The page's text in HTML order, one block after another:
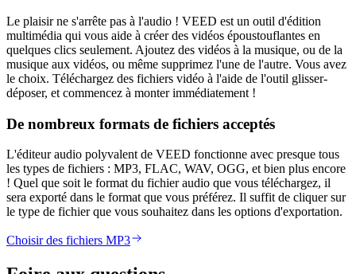
Le plaisir ne s'arrête pas à l'audio ! VEED est un outil d'édition
multimédia qui vous aide à créer des vidéos époustouflantes en
quelques clics seulement. Ajoutez des vidéos à la musique, ou de la
musique aux vidéos, ou même supprimez l'une de l'autre. Vous avez
le choix. Téléchargez des fichiers vidéo à l'aide de l'outil glisser-
déposer, et commencez à monter immédiatement !
De nombreux formats de fichiers acceptés
L'éditeur audio polyvalent de VEED fonctionne avec presque tous
les types de fichiers : MP3, FLAC, WAV, OGG, et bien plus encore
! Quel que soit le format du fichier audio que vous téléchargez, il
sera exporté dans le format que vous préférez. Il suffit de cliquer sur
le type de fichier que vous souhaitez dans les options d'exportation.
Choisir des fichiers MP3